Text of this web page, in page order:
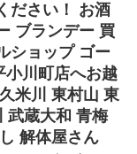
ださい！ お酒
ブランデー 買
ショップ ゴー
小川町店へお越
米川 東村山 東
武蔵大和 青梅
解体屋さん